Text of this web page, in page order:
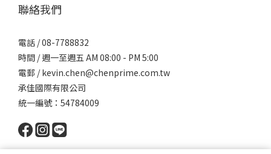
聯絡我們
電話 / 08-7788832
時間 / 週一至週五 AM 08:00 - PM 5:00
電郵 / kevin.chen@chenprime.com.tw
承佳國際有限公司
統一編號：54784009